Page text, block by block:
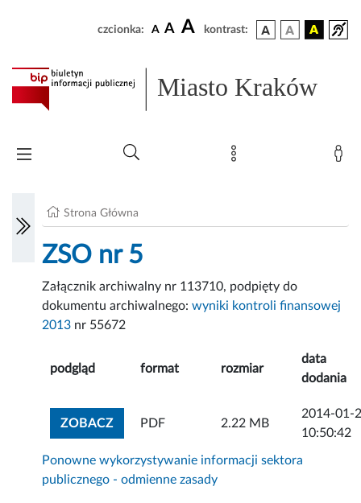
czcionka: A A A kontrast:
Miasto Kraków
Strona Główna
ZSO nr 5
Załącznik archiwalny nr 113710, podpięty do
dokumentu archiwalnego:wyniki kontroli finansowej
2013 nr 55672
podgląd format rozmiar
data
dodania
ZOBACZZOBACZ ZAŁĄCZNIK
PDF 2.22 MB
2014-01-
10:50:42
Ponowne wykorzystywanie informacji sektora
publicznego - odmienne zasady